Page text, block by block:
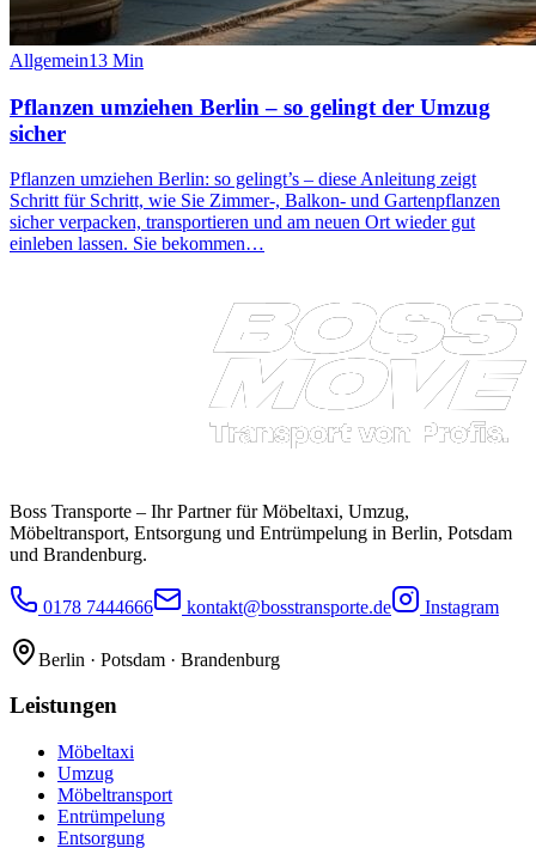
Allgemein13 Min
Pflanzen umziehen Berlin – so gelingt der Umzug
sicher
Pflanzen umziehen Berlin: so gelingt’s – diese Anleitung zeigt
Schritt für Schritt, wie Sie Zimmer-, Balkon- und Gartenpflanzen
sicher verpacken, transportieren und am neuen Ort wieder gut
einleben lassen. Sie bekommen…
Boss Transporte – Ihr Partner für Möbeltaxi, Umzug,
Möbeltransport, Entsorgung und Entrümpelung in Berlin, Potsdam
und Brandenburg.
0178 7444666 kontakt@bosstransporte.de Instagram
Berlin · Potsdam · Brandenburg
Leistungen
Möbeltaxi
Umzug
Möbeltransport
Entrümpelung
Entsorgung